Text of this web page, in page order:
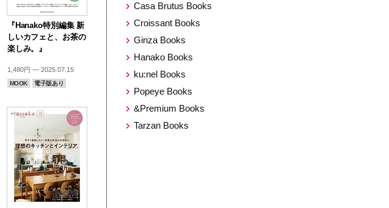
『Hanako特別編集 新
しいカフェと、お茶の
楽しみ。』
1,480円 — 2025.07.15
MOOK 電子版あり
Casa Brutus Books
Croissant Books
Ginza Books
Hanako Books
ku:nel Books
Popeye Books
&Premium Books
Tarzan Books